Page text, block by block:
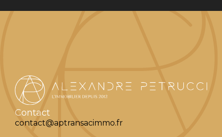
Contact
contact@aptransacimmo.fr